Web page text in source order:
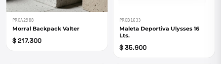
PROA2988
Morral Backpack Valter
$ 217.300
PROB1633
Maleta Deportiva Ulysses 16
Lts.
$ 35.900